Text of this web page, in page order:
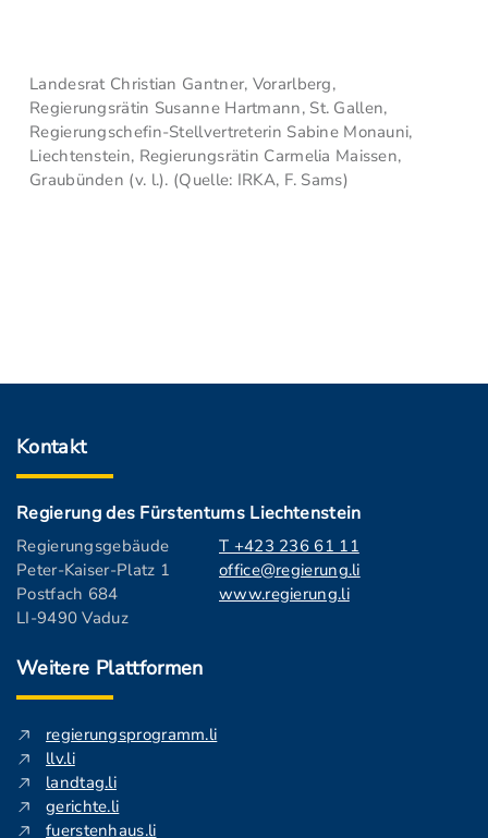
Landesrat Christian Gantner, Vorarlberg,
Regierungsrätin Susanne Hartmann, St. Gallen,
Regierungschefin-Stellvertreterin Sabine Monauni,
Liechtenstein, Regierungsrätin Carmelia Maissen,
Graubünden (v. l.). (Quelle: IRKA, F. Sams)
Kontakt
Regierung des Fürstentums Liechtenstein
Regierungsgebäude
Peter-Kaiser-Platz 1
Postfach 684
LI-9490 Vaduz
T +423 236 61 11
office@regierung.li
www.regierung.li
Weitere Plattformen
regierungsprogramm.li
llv.li
landtag.li
gerichte.li
fuerstenhaus.li